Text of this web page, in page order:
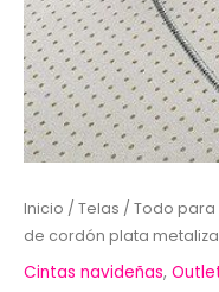
Inicio / Telas / Todo
de cordón plata
Cintas navideñas,